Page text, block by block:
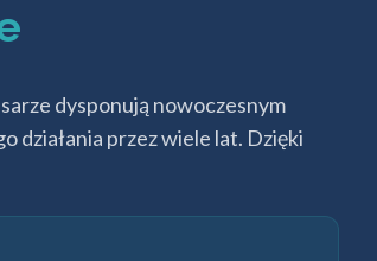
dysponują nowoczesnym
działania przez wiele lat. Dzięki